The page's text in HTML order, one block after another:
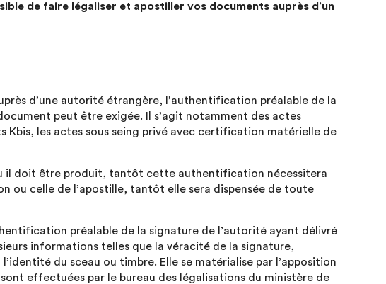
de faire légaliser et apostiller vos documents auprès d’un
d’une autorité étrangère, l’authentification préalable de la
peut être exigée. Il s’agit notamment des actes
Kbis, les actes sous seing privé avec certification matérielle de
il doit être produit, tantôt cette authentification nécessitera
ou celle de l’apostille, tantôt elle sera dispensée de toute
préalable de la signature de l’autorité ayant délivré
informations telles que la véracité de la signature,
du sceau ou timbre. Elle se matérialise par l’apposition
sont effectuées par le bureau des légalisations du ministère de